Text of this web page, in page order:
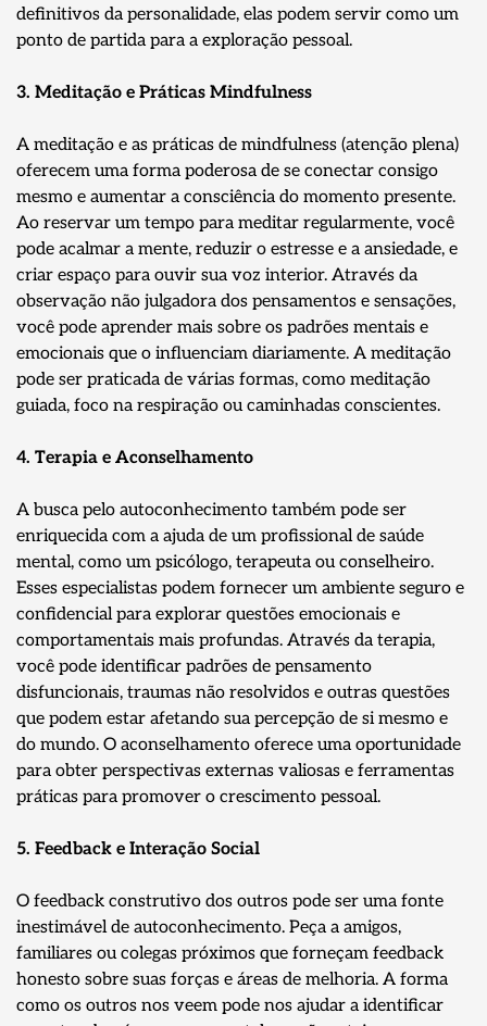
definitivos da personalidade, elas podem servir como um
ponto de partida para a exploração pessoal.
3. Meditação e Práticas Mindfulness
A meditação e as práticas de mindfulness (atenção plena)
oferecem uma forma poderosa de se conectar consigo
mesmo e aumentar a consciência do momento presente.
Ao reservar um tempo para meditar regularmente, você
pode acalmar a mente, reduzir o estresse e a ansiedade, e
criar espaço para ouvir sua voz interior. Através da
observação não julgadora dos pensamentos e sensações,
você pode aprender mais sobre os padrões mentais e
emocionais que o influenciam diariamente. A meditação
pode ser praticada de várias formas, como meditação
guiada, foco na respiração ou caminhadas conscientes.
4. Terapia e Aconselhamento
A busca pelo autoconhecimento também pode ser
enriquecida com a ajuda de um profissional de saúde
mental, como um psicólogo, terapeuta ou conselheiro.
Esses especialistas podem fornecer um ambiente seguro e
confidencial para explorar questões emocionais e
comportamentais mais profundas. Através da terapia,
você pode identificar padrões de pensamento
disfuncionais, traumas não resolvidos e outras questões
que podem estar afetando sua percepção de si mesmo e
do mundo. O aconselhamento oferece uma oportunidade
para obter perspectivas externas valiosas e ferramentas
práticas para promover o crescimento pessoal.
5. Feedback e Interação Social
O feedback construtivo dos outros pode ser uma fonte
inestimável de autoconhecimento. Peça a amigos,
familiares ou colegas próximos que forneçam feedback
honesto sobre suas forças e áreas de melhoria. A forma
como os outros nos veem pode nos ajudar a identificar